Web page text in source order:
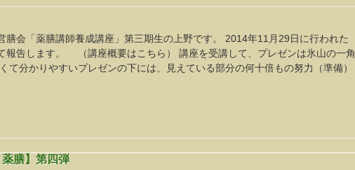
膳会「薬膳講師養成講座」第三期生の上野です。 2014年11月29日に行われた
報告します。 （講座概要はこちら） 講座を受講して、プレゼンは氷山の一角
て分かりやすいプレゼンの下には、見えている部分の何十倍もの努力（準備）
膳】第四弾